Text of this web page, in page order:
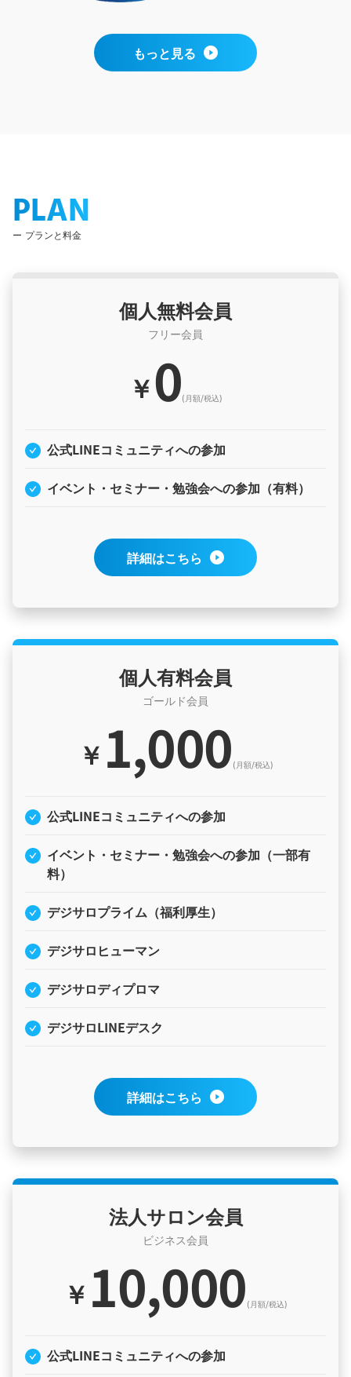
もっと見る
PLAN
プランと料金
個人無料会員
フリー会員
￥0(月額/税込)
公式LINEコミュニティへの参加
イベント・セミナー・勉強会への参加（有料）
詳細はこちら
個人有料会員
ゴールド会員
￥ 1,000 (月額/税込)
公式LINEコミュニティへの参加
イベント・セミナー・勉強会への参加（一部有
料）
デジサロプライム（福利厚生）
デジサロヒューマン
デジサロディプロマ
デジサロLINEデスク
詳細はこちら
法人サロン会員
ビジネス会員
￥ 10,000 (月額/税込)
公式LINEコミュニティへの参加